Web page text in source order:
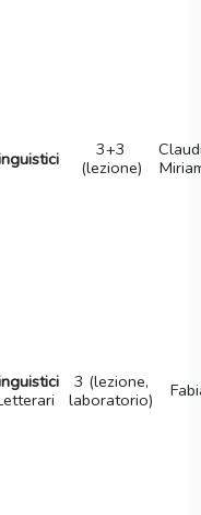
3+3
(lezione)
3 (lezione,
laboratorio)